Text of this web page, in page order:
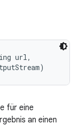
url,
für eine
an einen